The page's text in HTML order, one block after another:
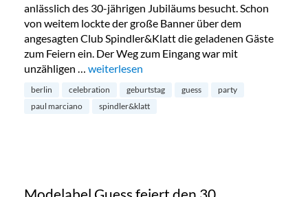
anlässlich des 30-jährigen Jubiläums besucht. Schon
von weitem lockte der große Banner über dem
angesagten Club Spindler&Klatt die geladenen Gäste
zum Feiern ein. Der Weg zum Eingang war mit
unzähligen … „Guess feiert 30 sexy years!“
weiterlesen
berlin celebration geburtstag guess
party
paul marciano
spindler&klatt